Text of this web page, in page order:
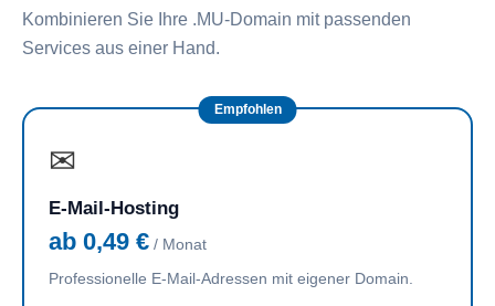
Kombinieren Sie Ihre .MU-Domain mit passenden
Services aus einer Hand.
Empfohlen
✉
E-Mail-Hosting
ab 0,49 € / Monat
Professionelle E-Mail-Adressen mit eigener Domain.